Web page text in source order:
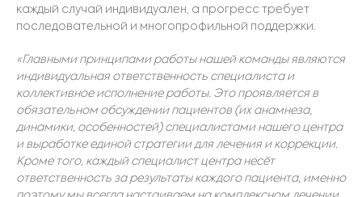
каждый случай индивидуален, а прогресс требует
последовательной и многопрофильной поддержки.
«Главными принципами работы нашей команды являются
индивидуальная ответственность специалиста и
коллективное исполнение работы. Это проявляется в
обязательном обсуждении пациентов (их анамнеза,
динамики, особенностей) специалистами нашего центра
и выработке единой стратегии для лечения и коррекции.
Кроме того, каждый специалист центра несёт
ответственность за результаты каждого пациента, именно